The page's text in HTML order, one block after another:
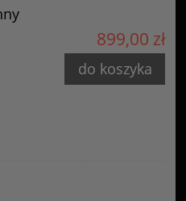
899,00 zł
do koszyka